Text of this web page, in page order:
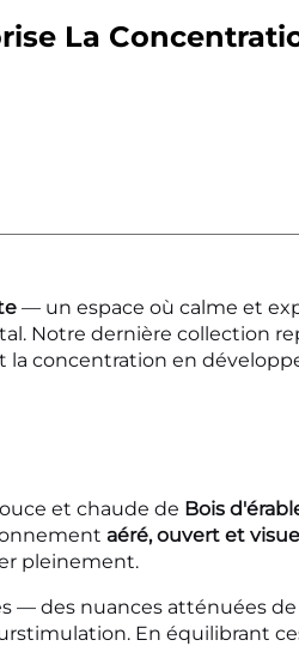
La
— un espace où calme et
Notre dernière collection
concentration en
et chaude de Bois
aéré, ouvert et
pleinement.
— des nuances atténuées de
En équilibrant